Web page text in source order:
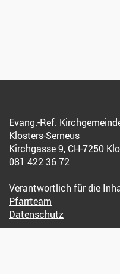
Evang.-Ref.
Klosters-Serneus
Kirchgasse 9, CH-7250
081 422 36 72
Verantwortlich für die
Pfarrteam
Datenschutz